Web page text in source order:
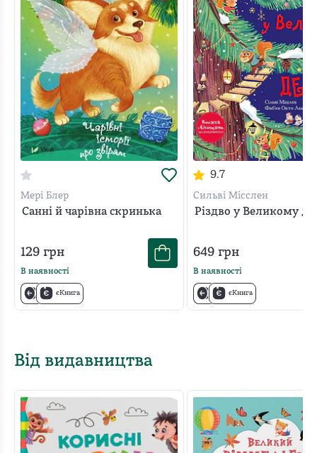
Мері Блер
Санні й чарівна скринька
129 грн
В наявності
єКнига
9.7
Сильві Місслен
Різдво у Великому
649грн
В наявності
єКнига
Від видавництва